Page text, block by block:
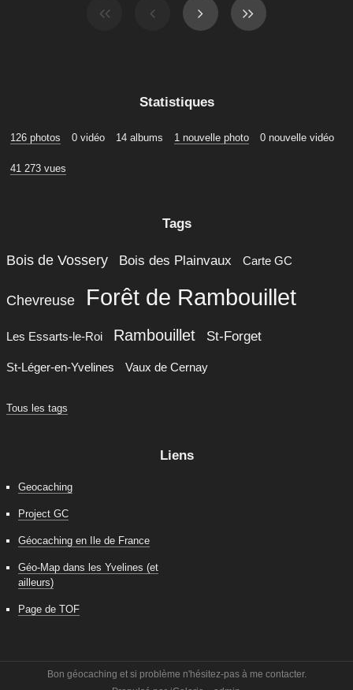
Statistiques
126 photos 0 vidéo 14 albums 1 nouvelle photo 0 nouvelle vidéo
41 273 vues
Tags
Bois de Vossery Bois des Plainvaux Carte GC
Chevreuse Forêt de Rambouillet
Les Essarts-le-Roi Rambouillet St-Forget
St-Léger-en-Yvelines Vaux de Cernay
Tous les tags
Liens
Geocaching
Project GC
Géocaching en Ile de France
Géo-Map dans les Yvelines (et
ailleurs)
Page de TOF
Bon géocaching et si problème n'hésitez-pas à me contacter.